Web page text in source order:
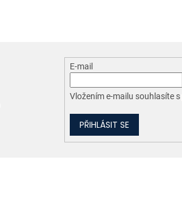
c
í
p
r
v
E-mail
Vložením e-mailu souhlasíte s
PŘIHLÁSIT SE